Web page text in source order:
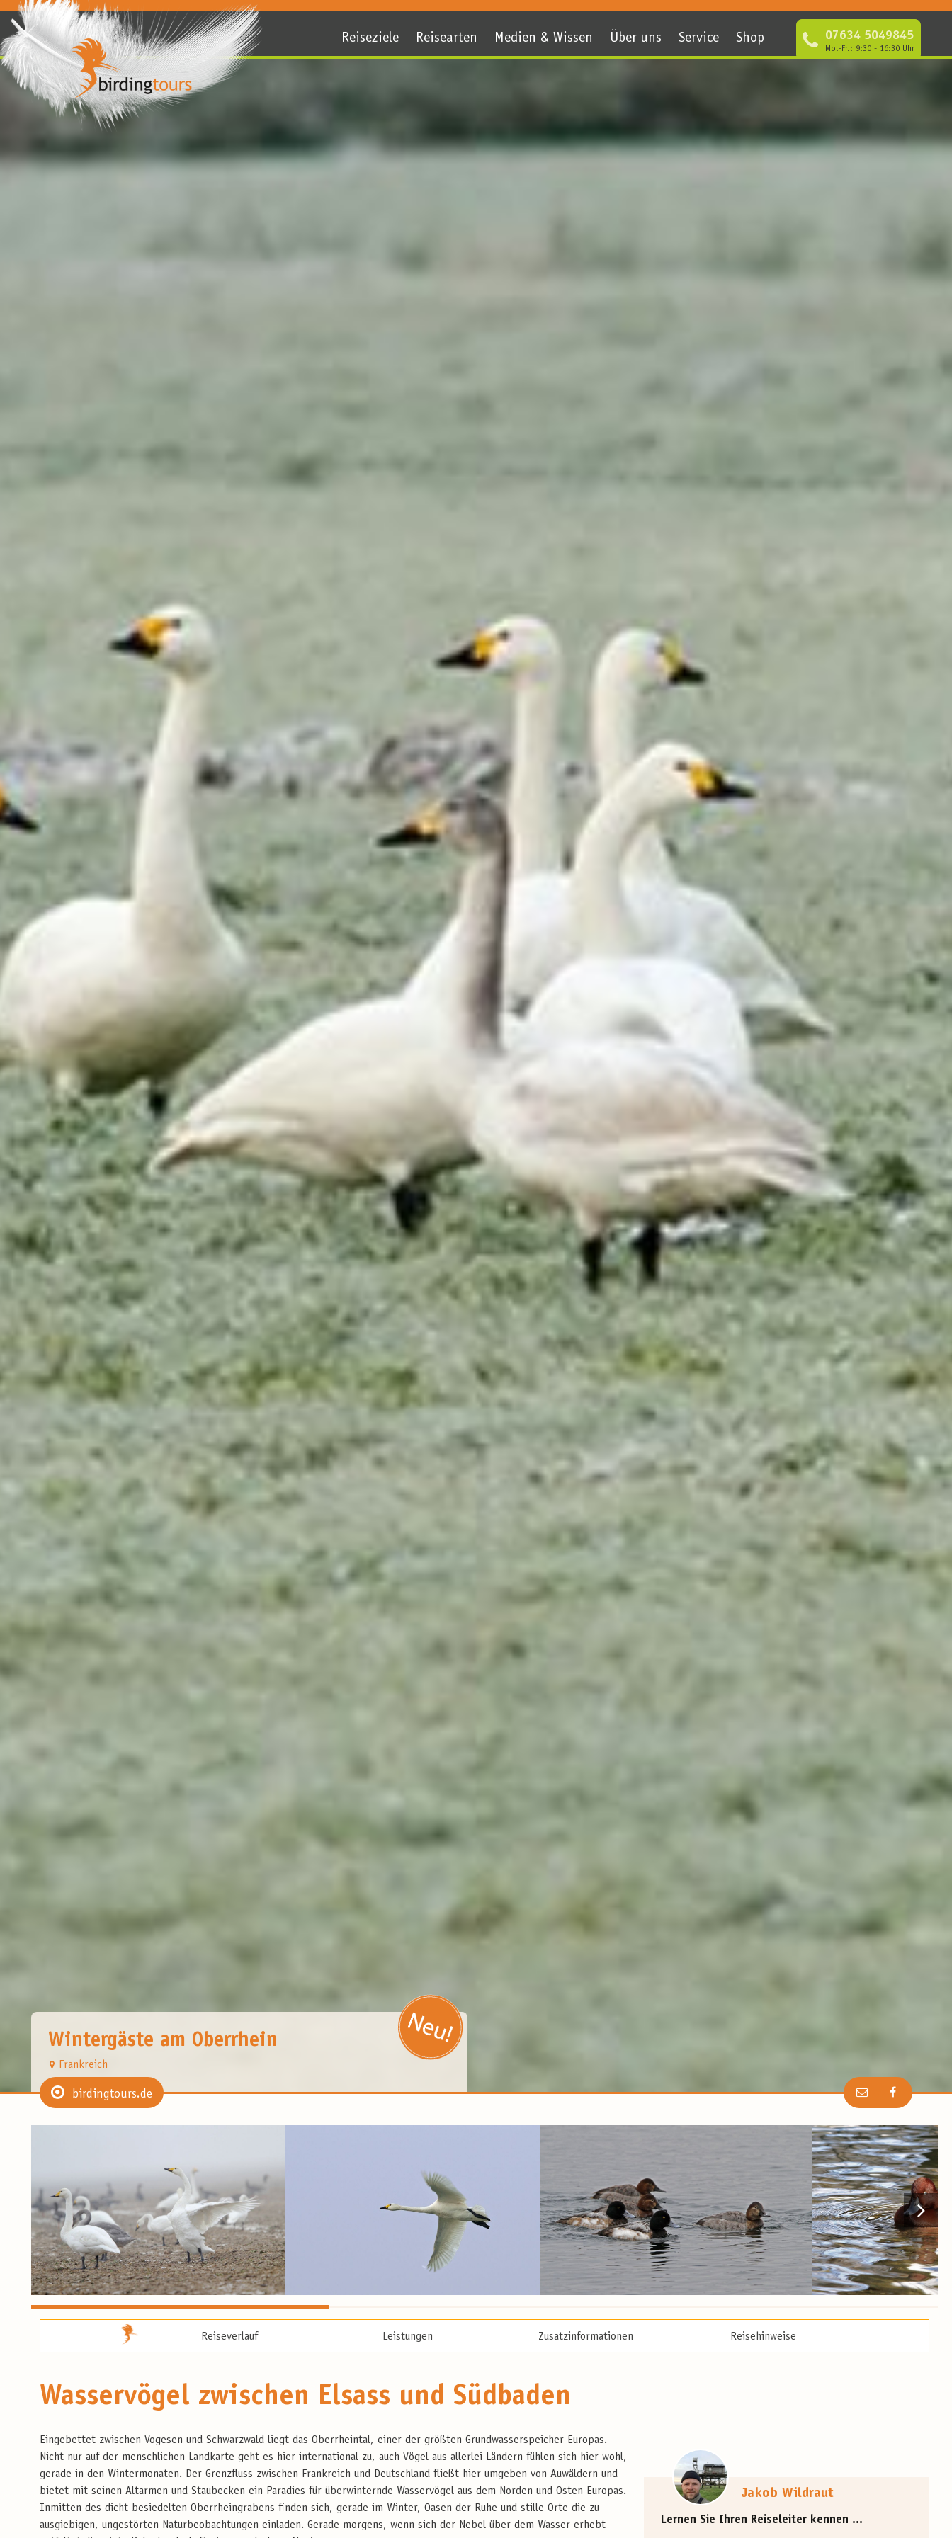
Reiseziele Reisearten Medien & Wissen Über uns Service Shop 07634 5049845
Mo.-Fr.: 9:30 - 16:30 Uhr
Wintergäste am Oberrhein
Frankreich
birdingtours.de
Reiseverlauf Leistungen Zusatzinformationen Reisehinweise
Wasservögel zwischen Elsass und Südbaden
Eingebettet zwischen Vogesen und Schwarzwald liegt das Oberrheintal, einer der größten Grundwasserspeicher Europas.
Nicht nur auf der menschlichen Landkarte geht es hier international zu, auch Vögel aus allerlei Ländern fühlen sich hier wohl,
gerade in den Wintermonaten. Der Grenzfluss zwischen Frankreich und Deutschland fließt hier umgeben von Auwäldern und
bietet mit seinen Altarmen und Staubecken ein Paradies für überwinternde Wasservögel aus dem Norden und Osten Europas.
Inmitten des dicht besiedelten Oberrheingrabens finden sich, gerade im Winter, Oasen der Ruhe und stille Orte die zu
ausgiebigen, ungestörten Naturbeobachtungen einladen. Gerade morgens, wenn sich der Nebel über dem Wasser erhebt
Jakob Wildraut
Lernen Sie Ihren Reiseleiter kennen ...